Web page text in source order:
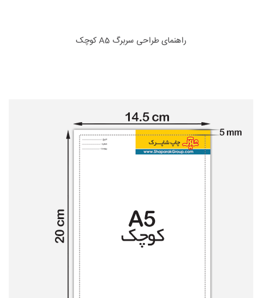
راهنمای طراحی سربرگ A5 کوچک